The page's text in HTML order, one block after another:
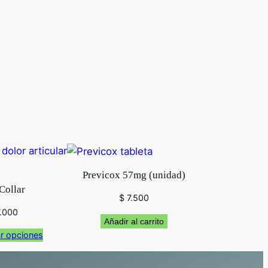
opciones
Previcox 57mg (unidad)
$ 7.500
Añadir al carrito